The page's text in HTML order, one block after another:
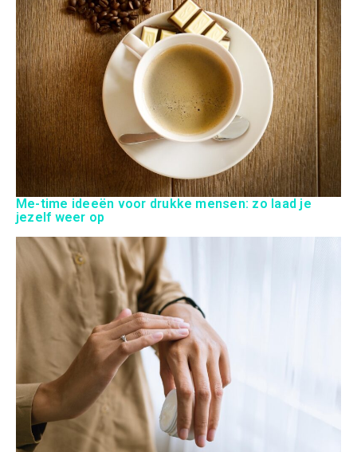
Me-time ideeën voor drukke mensen: zo laad je
jezelf weer op